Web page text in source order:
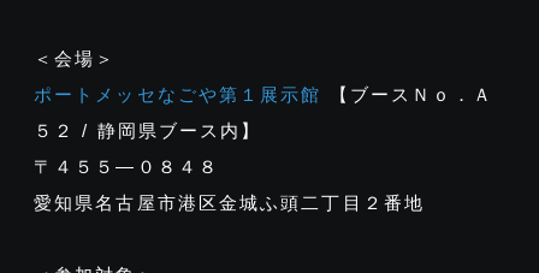
＜会場＞
ポートメッセなごや第１展示館
【ブースＮｏ．
Ａ
５２ / 静岡県ブース内】
〒４５５―０８４８
愛知県名古屋市港区金城ふ頭二丁目２番地